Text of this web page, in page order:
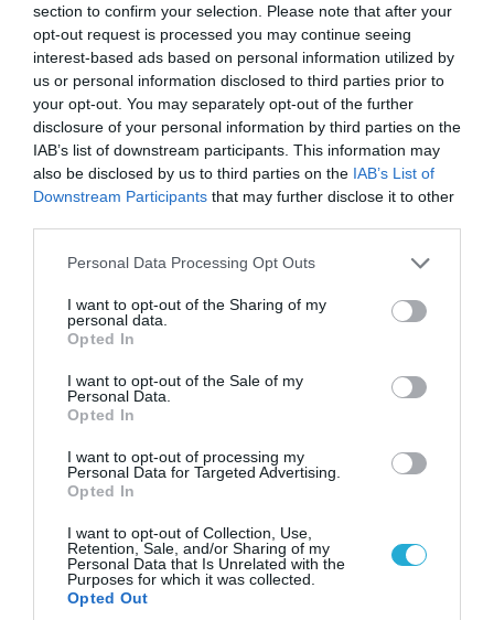
section to confirm your selection. Please note that after your
opt-out request is processed you may continue seeing
interest-based ads based on personal information utilized by
us or personal information disclosed to third parties prior to
your opt-out. You may separately opt-out of the further
disclosure of your personal information by third parties on the
IAB’s list of downstream participants. This information may
also be disclosed by us to third parties on the IAB’s List of
Downstream Participants that may further disclose it to other
Please note that this website/app uses one or more Google
not limited to your visit or usage behaviour. You may click to
grant or deny consent to Google and its third-party tags to
use your data for below specified purposes in below Google
consent section.
Personal Data Processing Opt Outs
I want to opt-out of the Sharing of my
personal data.
Opted In
I want to opt-out of the Sale of my
Personal Data.
Opted In
I want to opt-out of processing my
Personal Data for Targeted Advertising.
Opted In
I want to opt-out of Collection, Use,
Retention, Sale, and/or Sharing of my
Personal Data that Is Unrelated with the
Purposes for which it was collected.
Opted Out
Να αγνοήσει το μέτρο του πλαφόν στα μηνιαία όρια
συνταγογράφησης φαρμάκων και ιατρικών πράξεων
αποφάσισε το διοικητικό συμβούλιο του Πανελληνίου
Ιατρικού Συλλόγου, παρέχοντας μάλιστα νομική προστασία
στα μέλη του, σε περίπτωση που τους επιβληθούν κυρώσεις.
Πάντως, το υπουργείο Υγείας σκέφτεται ήδη την αναθεώρηση
του μέτρου σύμφωνα με δηλώσεις της γενικής γραμματέας
Δημοσίας Υγείας, Χριστίνα Παπανικολάου, […]
28.01.2014 14:23
ΠΑΣΟΚ: Πρέπει να αλλάξουν κάποια άρθρα
στο ΠΕΔΥ”
ΠΑΣΟΚ αναφορικά με το νομοσχέδιο του Άδωνι για το ΠΕΔΥ,
ένα νομοσχέδο που έχει ήδη κατατεθεί στη Βουλή. Διαφωνίες
χωρίς όμως ουσιαστικές αλλαγές στην περίθαλψη των
ασθενών διατυπώνει αιφνιδιαστικά το ΠΑΣΟΚ για τον νέο